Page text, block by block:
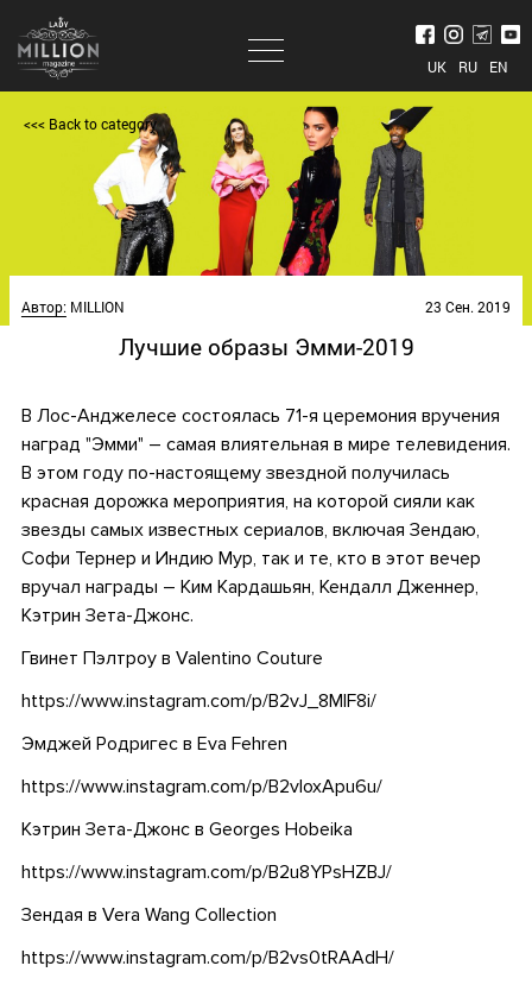
UK RU EN
<<< Back to category
Автор:MILLION 23 Сен. 2019
Лучшие образы Эмми-2019
В Лос-Анджелесе состоялась 71-я церемония вручения
наград "Эмми" – самая влиятельная в мире телевидения.
В этом году по-настоящему звездной получилась
красная дорожка мероприятия, на которой сияли как
звезды самых известных сериалов, включая Зендаю,
Софи Тернер и Индию Мур, так и те, кто в этот вечер
вручал награды – Ким Кардашьян, Кендалл Дженнер,
Кэтрин Зета-Джонс.
Гвинет Пэлтроу в Valentino Couture
https://www.instagram.com/p/B2vJ_8MlF8i/
Эмджей Родригес в Eva Fehren
https://www.instagram.com/p/B2vIoxApu6u/
Кэтрин Зета-Джонс в Georges Hobeika
https://www.instagram.com/p/B2u8YPsHZBJ/
Зендая в Vera Wang Collection
https://www.instagram.com/p/B2vs0tRAAdH/